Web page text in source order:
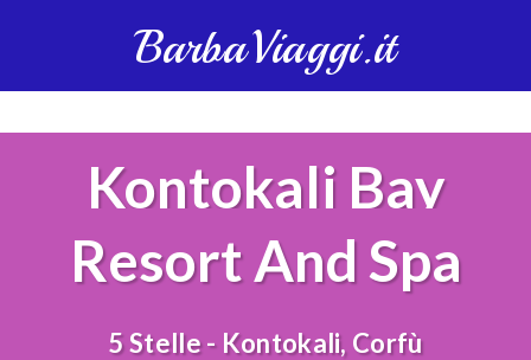
BarbaViaggi.it
Kontokali Bay
Resort And Spa
5 Stelle - Kontokali, Corfù